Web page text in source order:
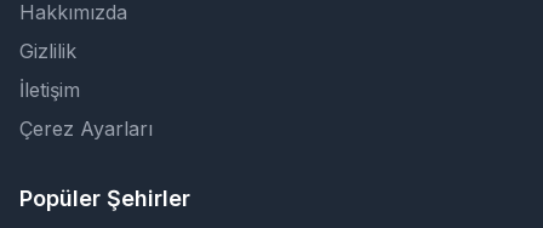
Hakkımızda
Gizlilik
İletişim
Çerez Ayarları
Popüler Şehirler